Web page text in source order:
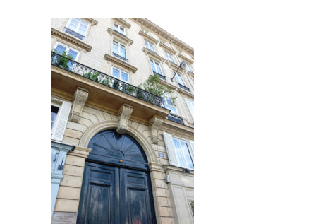
RECHERCHE